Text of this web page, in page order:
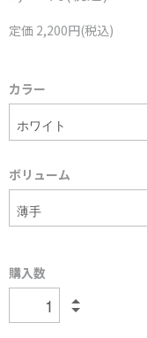
定価 2,200円(税込)
カラー
ボリューム
購入数